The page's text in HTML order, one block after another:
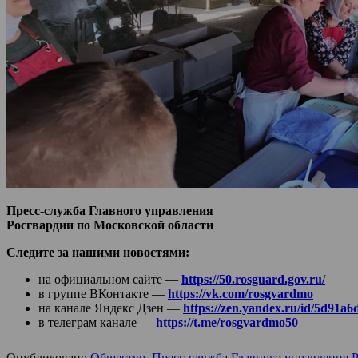
Пресс-служба Главного управления
Росгвардии по Московской области
Следите за нашими новостями:
на официальном сайте — https://50.rosguard.gov.ru/
в группе ВКонтакте — https://vk.com/rosgvardmo
на канале Яндекс Дзен — https://zen.yandex.ru/id/
в телеграм канале — https://t.me/rosgvardmo50